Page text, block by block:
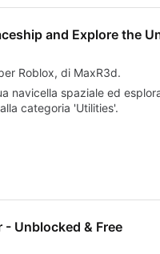
and Explore the
Roblox, di MaxR3d.
navicella spaziale ed
categoria 'Utilities'.
- Unblocked & Free